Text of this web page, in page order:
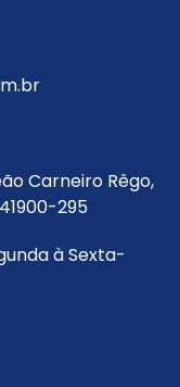
Carneiro Rêgo,
295
à Sexta-